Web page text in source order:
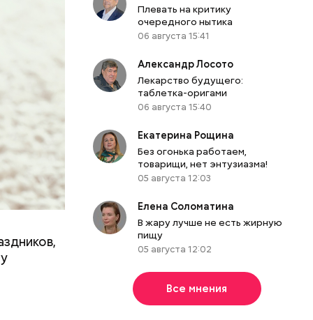
Плевать на критику
очередного нытика
06 августа 15:41
Александр Лосото
Лекарство будущего:
таблетка-оригами
06 августа 15:40
Екатерина Рощина
Без огонька работаем,
товарищи, нет энтузиазма!
05 августа 12:03
Елена Соломатина
В жару лучше не есть жирную
пищу
05 августа 12:02
Все мнения